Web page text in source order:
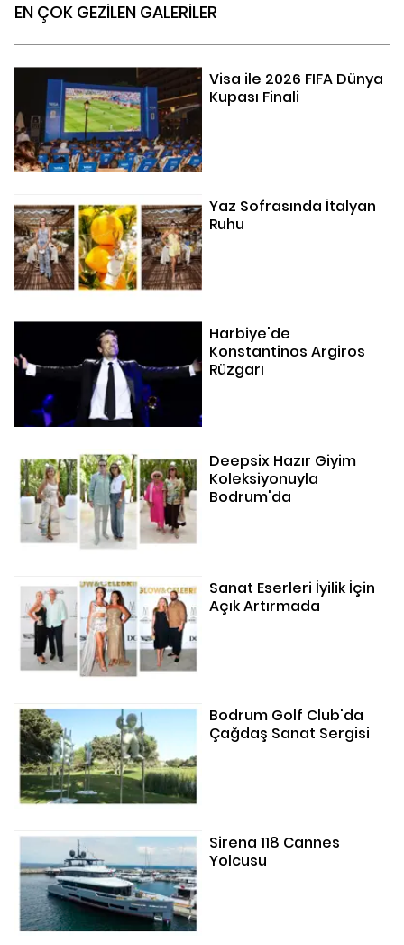
EN ÇOK GEZİLEN GALERİLER
Visa ile 2026 FIFA Dünya
Kupası Finali
Yaz Sofrasında İtalyan
Ruhu
Harbiye'de
Konstantinos Argiros
Rüzgarı
Deepsix Hazır Giyim
Koleksiyonuyla
Bodrum'da
Sanat Eserleri İyilik İçin
Açık Artırmada
Bodrum Golf Club'da
Çağdaş Sanat Sergisi
Sirena 118 Cannes
Yolcusu